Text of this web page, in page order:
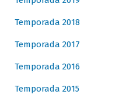
Temporada 2018
Temporada 2017
Temporada 2016
Temporada 2015